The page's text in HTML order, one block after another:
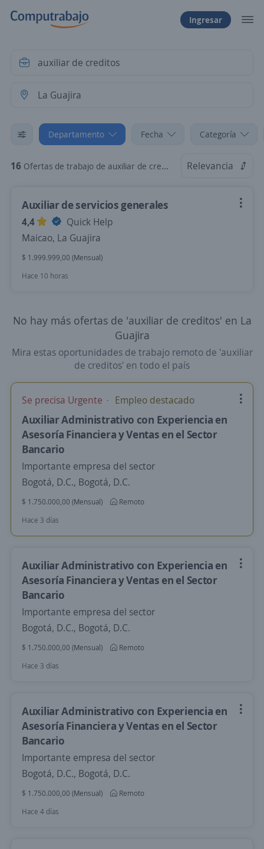
Ingresar
Departamento Fecha Categoría
16 Ofertas de trabajo de auxiliar de creditos en La Guajira Relevancia
Auxiliar de servicios generales
4,4
Quick Help
Maicao, La Guajira
$ 1.999.999,00 (Mensual)
Hace 10 horas
No hay más ofertas de 'auxiliar de creditos' en La
Guajira
Mira estas oportunidades de trabajo remoto de 'auxiliar
de creditos' en todo el país
Se precisa Urgente Empleo destacado
Auxiliar Administrativo con Experiencia en
Asesoría Financiera y Ventas en el Sector
Bancario
Importante empresa del sector
Bogotá, D.C., Bogotá, D.C.
$ 1.750.000,00 (Mensual)
Remoto
Hace 3 días
Auxiliar Administrativo con Experiencia en
Asesoría Financiera y Ventas en el Sector
Bancario
Importante empresa del sector
Bogotá, D.C., Bogotá, D.C.
$ 1.750.000,00 (Mensual)
Remoto
Hace 3 días
Auxiliar Administrativo con Experiencia en
Asesoría Financiera y Ventas en el Sector
Bancario
Importante empresa del sector
Bogotá, D.C., Bogotá, D.C.
$ 1.750.000,00 (Mensual)
Remoto
Hace 4 días